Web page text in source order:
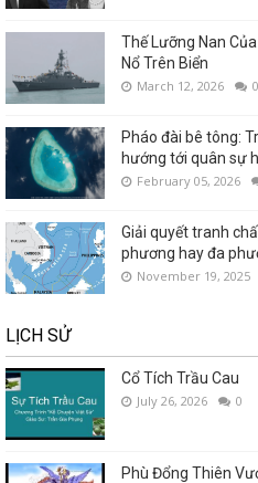
Thế Lưỡng Nan
Nổ Trên Biển
March 12, 2026 0
Pháo đài bê tông:
hướng tới quân sự
February 05, 2026
Giải quyết tranh
phương hay đa
November 19, 2025
LỊCH SỬ
Cổ Tích Trầu Cau
July 26, 2026 0
Phù Đổng Thiên